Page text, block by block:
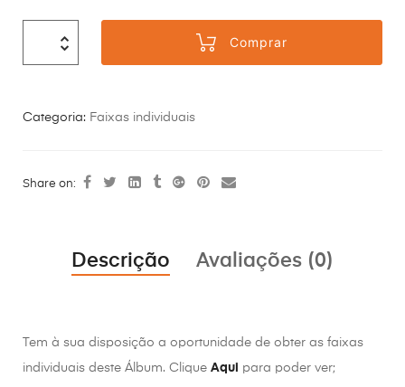
Comprar
Categoria: Faixas individuais
Share on:
Descrição Avaliações (0)
Tem à sua disposição a oportunidade de obter as faixas
individuais deste Álbum. Clique Aqui para poder ver;